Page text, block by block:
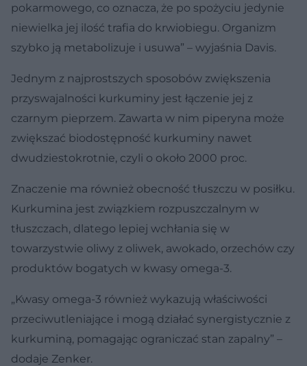
pokarmowego, co oznacza, że po spożyciu jedynie
niewielka jej ilość trafia do krwiobiegu. Organizm
szybko ją metabolizuje i usuwa” – wyjaśnia Davis.
Jednym z najprostszych sposobów zwiększenia
przyswajalności kurkuminy jest łączenie jej z
czarnym pieprzem. Zawarta w nim piperyna może
zwiększać biodostępność kurkuminy nawet
dwudziestokrotnie, czyli o około 2000 proc.
Znaczenie ma również obecność tłuszczu w posiłku.
Kurkumina jest związkiem rozpuszczalnym w
tłuszczach, dlatego lepiej wchłania się w
towarzystwie oliwy z oliwek, awokado, orzechów czy
produktów bogatych w kwasy omega-3.
„Kwasy omega-3 również wykazują właściwości
przeciwutleniające i mogą działać synergistycznie z
kurkuminą, pomagając ograniczać stan zapalny” –
dodaje Zenker.